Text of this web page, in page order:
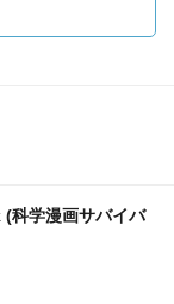
科学漫画サバイバ